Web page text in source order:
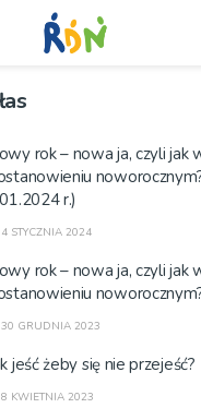
rok – nowa ja, czyli jak
r.)
STYCZNIA 2024
rok – nowa ja, czyli jak
GRUDNIA 2023
jeść żeby się nie przejeść?
KWIETNIA 2023